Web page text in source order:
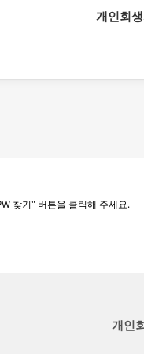
메뉴 건너뛰기개인회
찾기" 버튼을 클릭해 주세요.
개인